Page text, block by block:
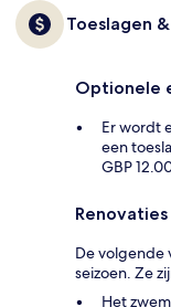
Toeslagen
Optionele
Er wordt
een
GBP
De volgende
seizoen. Ze
Het